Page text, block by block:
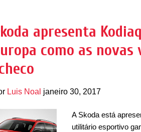
ainda em produção
chegada da nova
vendas do hatch
apresenta
como as novas
Luis Noal janeiro 30, 2017
A Skoda está
utilitário esportivo